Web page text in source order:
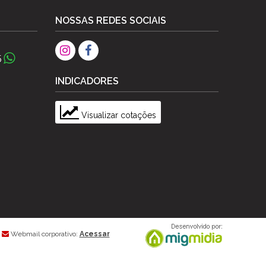
NOSSAS REDES SOCIAIS
INDICADORES
Visualizar cotações
Webmail corporativo: Acessar